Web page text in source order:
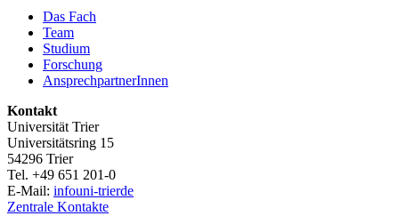
Das Fach
Team
Studium
Forschung
AnsprechpartnerInnen
Kontakt
Universität Trier
Universitätsring 15
54296 Trier
Tel. +49 651 201-0
E-Mail: infouni-trierde
Zentrale Kontakte